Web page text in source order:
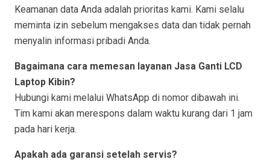
Keamanan data Anda adalah prioritas kami. Kami selalu
meminta izin sebelum mengakses data dan tidak pernah
menyalin informasi pribadi Anda.
Bagaimana cara memesan layanan Jasa Ganti LCD
Laptop Kibin?
Hubungi kami melalui WhatsApp di nomor dibawah ini.
Tim kami akan merespons dalam waktu kurang dari 1 jam
pada hari kerja.
Apakah ada garansi setelah servis?